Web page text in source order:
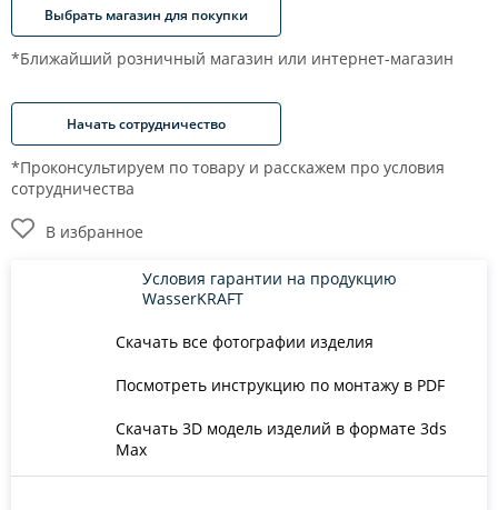
Выбрать магазин для покупки
*Ближайший розничный магазин или интернет-магазин
Начать сотрудничество
*Проконсультируем по товару и расскажем про условия
сотрудничества
В избранное
Скачать все фотографии изделия
Посмотреть инструкцию по монтажу в PDF
Скачать 3D модель изделий в формате 3ds
Max
Условия гарантии на продукцию
WasserKRAFT